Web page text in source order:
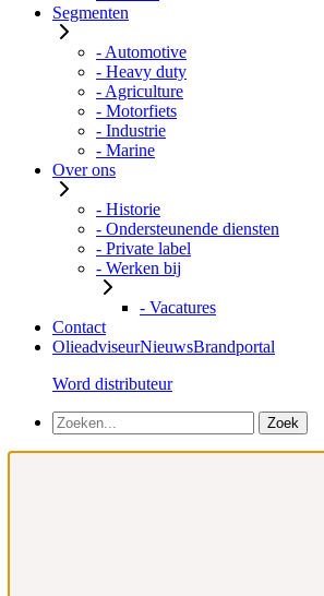
Segmenten
- Automotive
- Heavy duty
- Agriculture
- Motorfiets
- Industrie
- Marine
Over ons
- Historie
- Ondersteunende diensten
- Private label
- Werken bij
- Vacatures
Contact
OlieadviseurNieuwsBrandportal
Word distributeur